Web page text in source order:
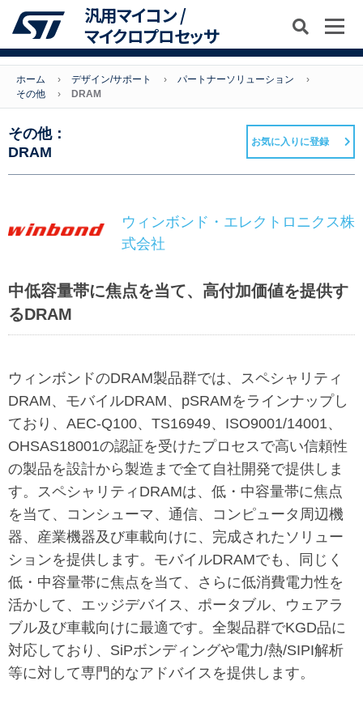
汎用マイコン /
マイクロプロセッサ
ホーム デザイン/サポート
パートナーソリューション
その他
DRAM
その他：
DRAM
お気に入りに登録
ウィンボンド・エレクトロニクス株
式会社
中低容量帯に焦点を当て、高付加価値を提供す
るDRAM
ウィンボンドのDRAM製品群では、スペシャリティ
DRAM、モバイルDRAM、pSRAMをラインナップし
ており、AEC-Q100、TS16949、ISO9001/14001、
OHSAS18001の認証を受けたプロセスで高い信頼性
の製品を設計から製造まで全て自社開発で提供しま
す。スペシャリティDRAMは、低・中容量帯に焦点
を当て、コンシューマ、通信、コンピュータ周辺機
器、産業機器及び車載向けに、完成されたソリュー
ションを提供します。モバイルDRAMでも、同じく
低・中容量帯に焦点を当て、さらに低消費電力性を
活かして、エッジデバイス、ポータブル、ウェアラ
ブル及び車載向けに最適です。全製品群でKGD品に
対応しており、SiPボンディングや電力/熱/SIPI解析
等に対して専門的なアドバイスを提供します。